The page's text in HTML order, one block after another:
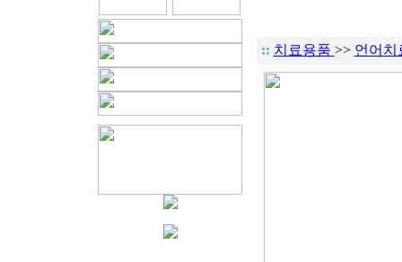
:: 치료용품 >> 언어